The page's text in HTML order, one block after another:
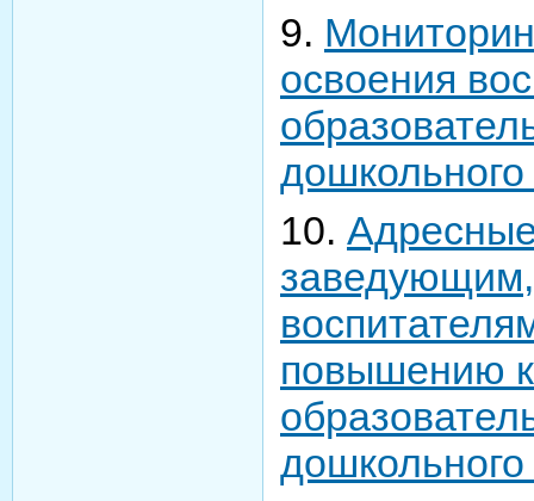
9.
освоения
10.
повышению